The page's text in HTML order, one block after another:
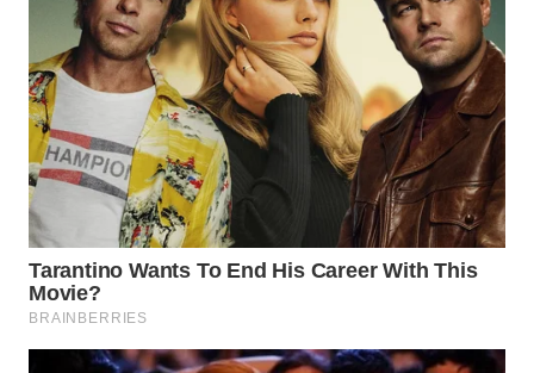
SUMEDANG
WN
CIANJUR
WN
KEPULAUAN
SERIBU
WN
TANGERANG